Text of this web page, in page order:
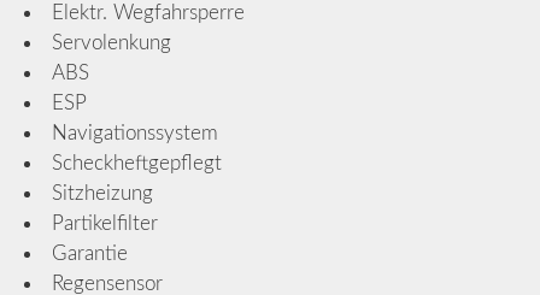
Elektr. Wegfahrsperre
Servolenkung
ABS
ESP
Navigationssystem
Scheckheftgepflegt
Sitzheizung
Partikelfilter
Garantie
Regensensor